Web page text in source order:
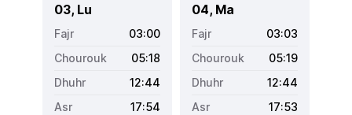
03, Lu
03:00
05:18
12:44
17:54
04, Ma
03:03
05:19
12:44
17:53